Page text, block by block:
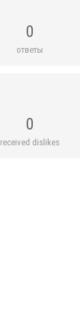
0
ответы
0
received dislikes